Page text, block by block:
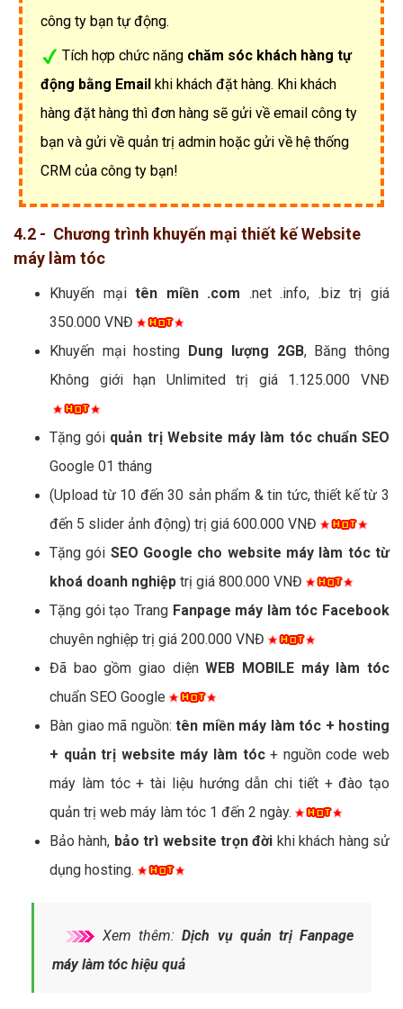
công ty bạn tự động.
Tích hợp chức năng chăm sóc khách hàng tự
động bằng Email khi khách đặt hàng. Khi khách
hàng đặt hàng thì đơn hàng sẽ gửi về email công ty
bạn và gửi về quản trị admin hoặc gửi về hệ thống
CRM của công ty bạn!
4.2 - Chương trình khuyến mại thiết kế Website
máy làm tóc
Khuyến mạitên miền .com .net .info, .biz trị giá
350.000 VNĐ
Khuyến mại hosting Dung lượng 2GB, Băng thông
Không giới hạn Unlimited trị giá 1.125.000 VNĐ
Tặng gói quản trị Website máy làm tóc chuẩn SEO
Google 01 tháng
(Upload từ 10 đến 30 sản phẩm & tin tức, thiết kế từ 3
đến 5 slider ảnh động) trị giá 600.000 VNĐ
Tặng gói SEO Google cho website máy làm tóc từ
khoá doanh nghiệp trị giá 800.000 VNĐ
Tặng gói tạo Trang Fanpage máy làm tóc Facebook
chuyên nghiệp trị giá 200.000 VNĐ
Đã bao gồm giao diệnWEB MOBILE máy làm tóc
chuẩn SEO Google
Bàn giao mã nguồn: tên miền máy làm tóc + hosting
+ quản trị website máy làm tóc+ nguồn code web
máy làm tóc + tài liệu hướng dẫn chi tiết + đào tạo
quản trị web máy làm tóc 1 đến 2 ngày.
Bảo hành, bảo trì website trọn đời khi khách hàng sử
dụng hosting.
Xem thêm:Dịch vụ quản trị Fanpage
máy làm tóc hiệu quả